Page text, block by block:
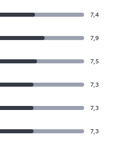
7,4
7,9
7,5
7,3
7,3
7,3